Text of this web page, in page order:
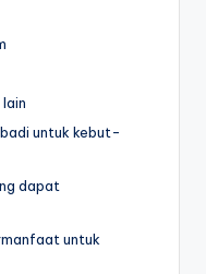
untuk kebut-
dapat
untuk